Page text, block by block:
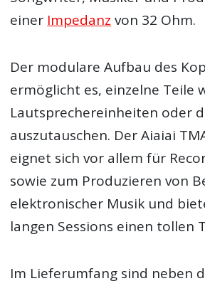
einer Impedanz von 32 Ohm.
Der modulare Aufbau des
ermöglicht es, einzelne Teile
Lautsprechereinheiten oder
auszutauschen. Der Aiaiai
eignet sich vor allem für
sowie zum Produzieren von
elektronischer Musik und
langen Sessions einen tollen
Im Lieferumfang sind neben